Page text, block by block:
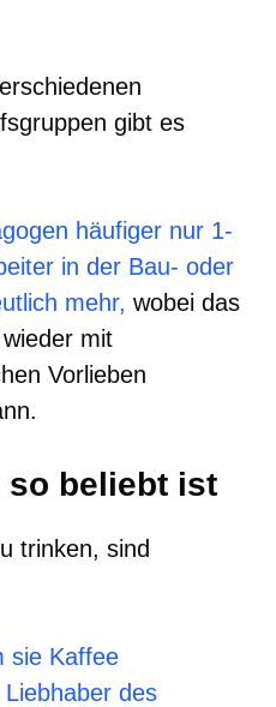
gibt es
häufiger nur 1-
in der Bau- oder
mehr, wobei das
mit
Vorlieben
so beliebt ist
trinken, sind
sie Kaffee
des